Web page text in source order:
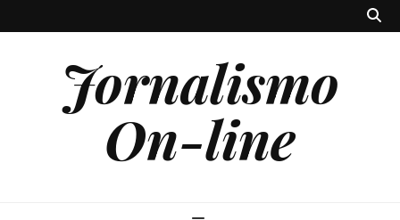
Jornalismo
On-line